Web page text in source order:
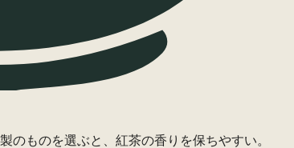
のものを選ぶと、紅茶の香りを保ちやすい。